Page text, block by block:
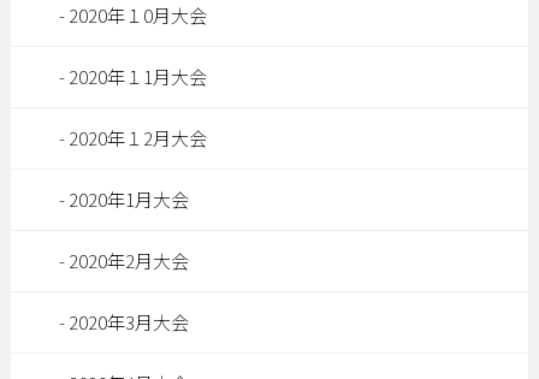
2020年１0月大会
2020年１1月大会
2020年１2月大会
2020年1月大会
2020年2月大会
2020年3月大会